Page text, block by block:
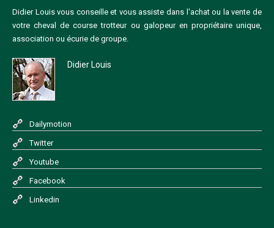
Didier Louis vous conseille et vous assiste dans l'achat ou la vente de
votre cheval de course trotteur ou galopeur en propriétaire unique,
association ou écurie de groupe.
Didier Louis
Dailymotion
Twitter
Youtube
Facebook
Linkedin